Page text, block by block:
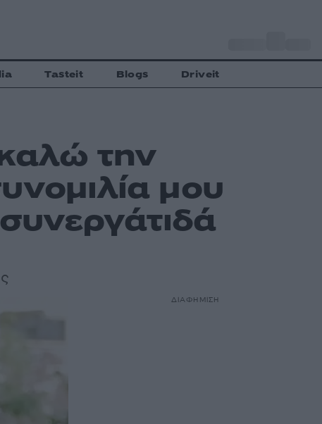
Tasteit Blogs Driveit
την
μου
ΔΙΑΦΗΜΙΣΗ